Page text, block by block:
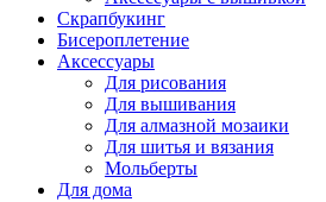
Скрапбукинг
Бисероплетение
Аксессуары
Для рисования
Для вышивания
Для алмазной мозаики
Для шитья и вязания
Мольберты
Для дома